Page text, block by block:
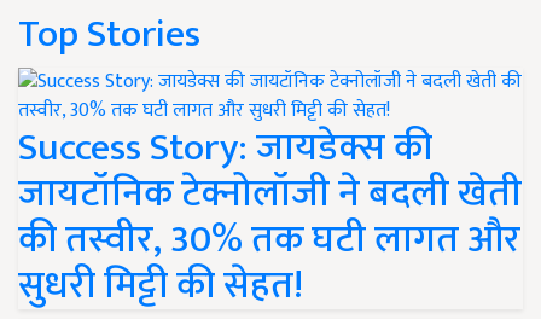
Top Stories
Success Story: जायडेक्स की
जायटॉनिक टेक्नोलॉजी ने बदली खेती
की तस्वीर, 30% तक घटी लागत और
सुधरी मिट्टी की सेहत!